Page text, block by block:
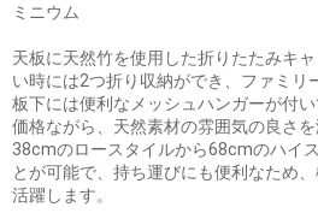
ミニウム
天板に天然竹を使用した折りたたみキ
い時には2つ折り収納ができ、ファミリ
板下には便利なメッシュハンガーが付
価格ながら、天然素材の雰囲気の良さ
38cmのロースタイルから68cmのハイ
とが可能で、持ち運びにも便利なため
活躍します。